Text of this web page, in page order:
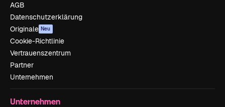
AGB
Datenschutzerklärung
Originale Neu
Cookie-Richtlinie
Vertrauenszentrum
Partner
Unternehmen
Unternehmen